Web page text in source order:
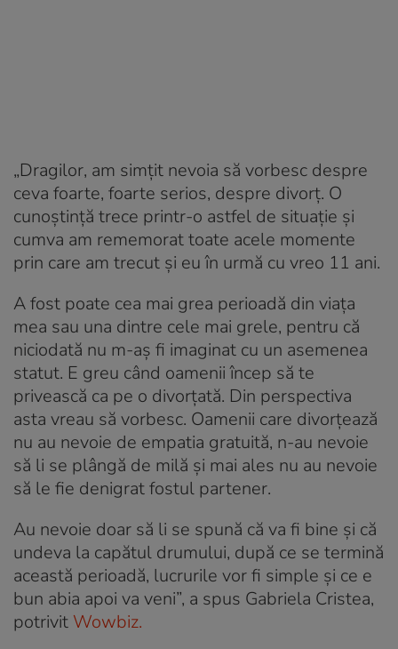
„Dragilor, am simțit nevoia să vorbesc despre
ceva foarte, foarte serios, despre divorț. O
cunoștință trece printr-o astfel de situație și
cumva am rememorat toate acele momente
prin care am trecut și eu în urmă cu vreo 11 ani.
A fost poate cea mai grea perioadă din viața
mea sau una dintre cele mai grele, pentru că
niciodată nu m-aș fi imaginat cu un asemenea
statut. E greu când oamenii încep să te
privească ca pe o divorțată. Din perspectiva
asta vreau să vorbesc. Oamenii care divorțează
nu au nevoie de empatia gratuită, n-au nevoie
să li se plângă de milă și mai ales nu au nevoie
să le fie denigrat fostul partener.
Au nevoie doar să li se spună că va fi bine și că
undeva la capătul drumului, după ce se termină
această perioadă, lucrurile vor fi simple și ce e
bun abia apoi va veni”, a spus Gabriela Cristea,
potrivit Wowbiz.